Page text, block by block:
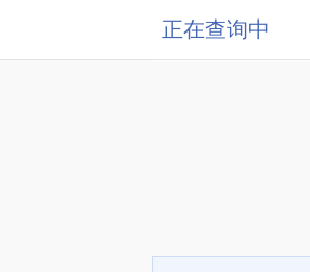
正在查询中